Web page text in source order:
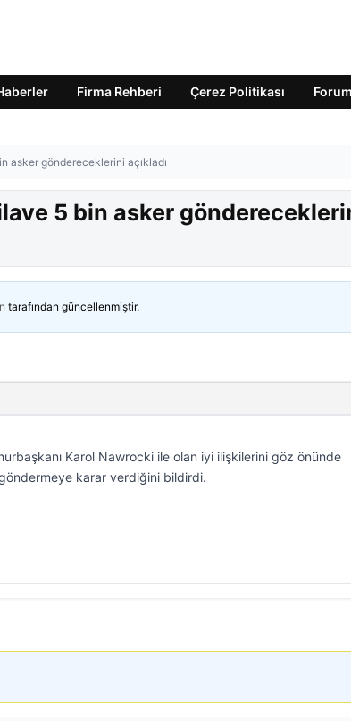
Firma Rehberi Çerez Politikası Forum
asker göndereceklerini açıkladı
5 bin asker
tarafından güncellenmiştir.
Karol Nawrocki ile olan iyi ilişkilerini göz önünde
karar verdiğini bildirdi.